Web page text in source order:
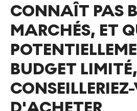
CONNAÎT PAS
MARCHÉS, ET
BUDGET